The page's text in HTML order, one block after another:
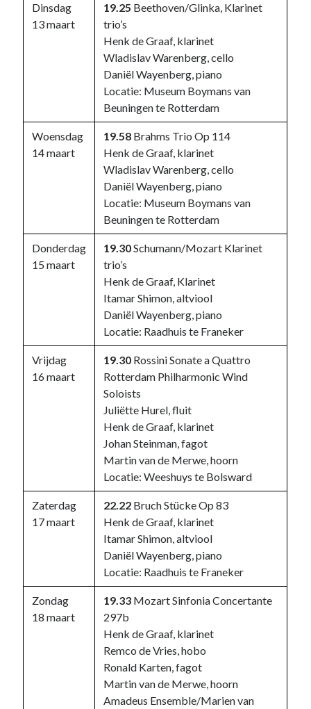
Dinsdag
13 maart
19.25 Beethoven/Glinka, Klarinet
trio’s
Henk de Graaf, klarinet
Wladislav Warenberg, cello
Daniël Wayenberg, piano
Locatie: Museum Boymans van
Beuningen te Rotterdam
Woensdag
14 maart
19.58 Brahms Trio Op 114
Henk de Graaf, klarinet
Wladislav Warenberg, cello
Daniël Wayenberg, piano
Locatie: Museum Boymans van
Beuningen te Rotterdam
Donderdag
15 maart
19.30Schumann/Mozart Klarinet
trio’s
Henk de Graaf, Klarinet
Itamar Shimon, altviool
Daniël Wayenberg, piano
Locatie: Raadhuis te Franeker
Vrijdag
16 maart
19.30 Rossini Sonate a Quattro
Rotterdam Philharmonic Wind
Soloists
Juliëtte Hurel, fluit
Henk de Graaf, klarinet
Johan Steinman, fagot
Martin van de Merwe, hoorn
Locatie: Weeshuys te Bolsward
Zaterdag
17 maart
22.22 Bruch Stücke Op 83
Henk de Graaf, klarinet
Itamar Shimon, altviool
Daniël Wayenberg, piano
Locatie: Raadhuis te Franeker
Zondag
18 maart
19.33 Mozart Sinfonia Concertante
297b
Henk de Graaf, klarinet
Remco de Vries, hobo
Ronald Karten, fagot
Martin van de Merwe, hoorn
Amadeus Ensemble/Marien van